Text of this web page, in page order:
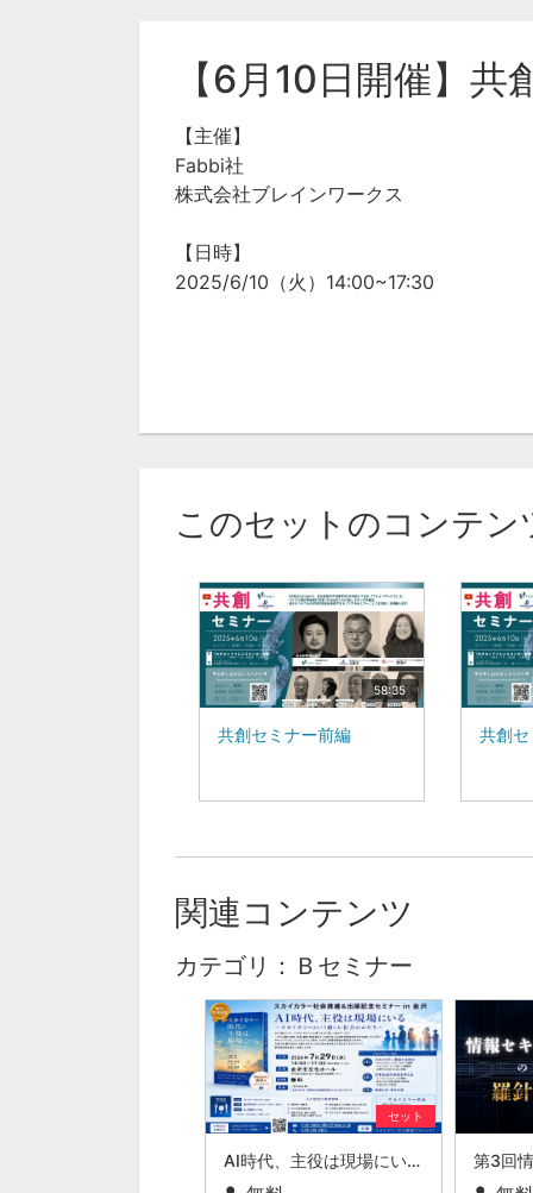
【6月10日開催】共
【主催】
Fabbi社
株式会社ブレインワークス
【日時】
2025/6/10（火）14:00~17:30
このセットのコンテン
58:35
共創セミナー前編 共創
関連コンテンツ
カテゴリ：Ｂセミナー
セット
AI時代、主役は現場にいる ～スカイカラーという新しい社会のかたち～